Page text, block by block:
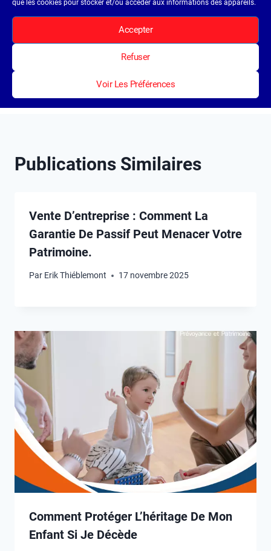
que les cookies pour stocker et/ou accéder aux informations des appareils.
Accepter
Refuser
Voir Les Préférences
Marchés Financiers en
Décryptés en Chiffres
Publications Similaires
Vente D’entreprise : Comment La
Garantie De Passif Peut Menacer Votre
Patrimoine.
Par Erik Thiéblemont 17 novembre 2025
Comment Protéger L’héritage De Mon
Enfant Si Je Décède